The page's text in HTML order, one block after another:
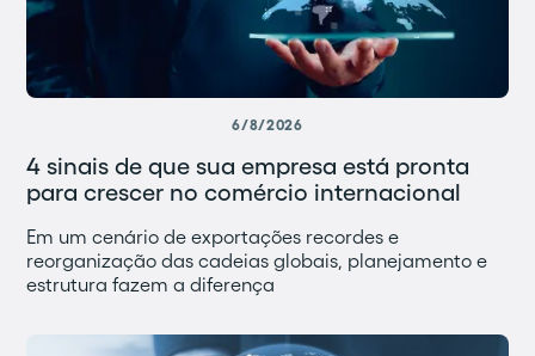
6/8/2026
4 sinais de que sua empresa está pronta
para crescer no comércio internacional
Em um cenário de exportações recordes e
reorganização das cadeias globais, planejamento e
estrutura fazem a diferença